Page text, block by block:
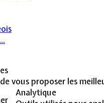
vous proposer les
Analytique